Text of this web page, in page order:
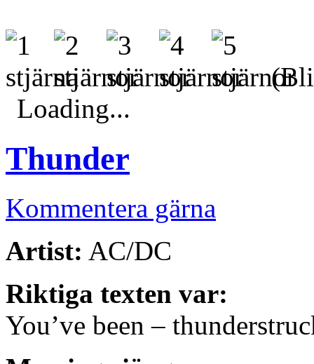
(Bli
Loading...
Thunder
Kommentera gärna
Artist: AC/DC
Riktiga texten var:
You’ve been –